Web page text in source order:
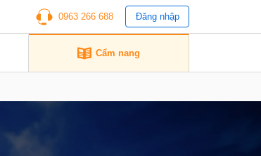
0963 266 688 Đăng nhập
Cẩm nang